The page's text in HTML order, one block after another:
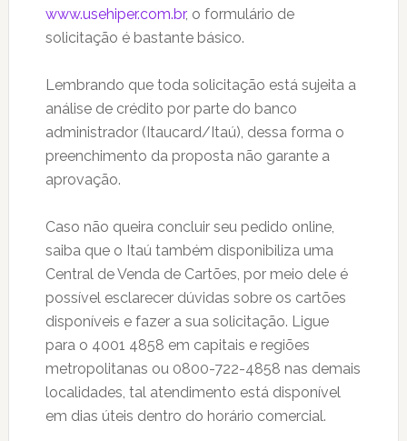
www.usehiper.com.br, o formulário de
solicitação é bastante básico.
Lembrando que toda solicitação está sujeita a
análise de crédito por parte do banco
administrador (Itaucard/Itaú), dessa forma o
preenchimento da proposta não garante a
aprovação.
Caso não queira concluir seu pedido online,
saiba que o Itaú também disponibiliza uma
Central de Venda de Cartões, por meio dele é
possível esclarecer dúvidas sobre os cartões
disponíveis e fazer a sua solicitação. Ligue
para o 4001 4858 em capitais e regiões
metropolitanas ou 0800-722-4858 nas demais
localidades, tal atendimento está disponível
em dias úteis dentro do horário comercial.